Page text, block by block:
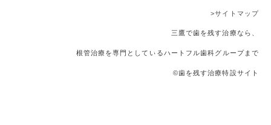
>サイトマップ
三鷹で歯を残す治療なら、
根管治療を専門としているハートフル歯科グループまで
©歯を残す治療特設サイト